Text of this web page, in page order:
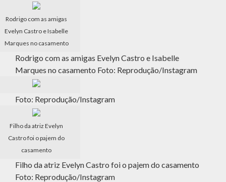
Rodrigo com as amigas
Evelyn Castro e Isabelle
Marques no casamento
Rodrigo com as amigas Evelyn Castro e Isabelle
Marques no casamento Foto: Reprodução/Instagram
Foto: Reprodução/Instagram
Filho da atriz Evelyn
Castro foi o pajem do
casamento
Filho da atriz Evelyn Castro foi o pajem do casamento
Foto: Reprodução/Instagram